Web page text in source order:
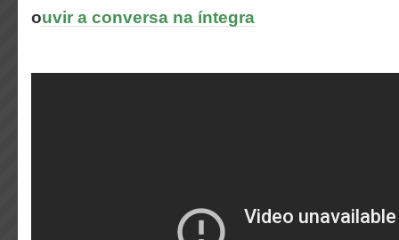
ouvir a conversa na íntegra